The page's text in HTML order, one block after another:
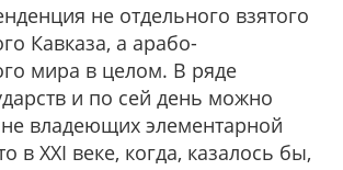
не отдельного взятого
Кавказа, а арабо-
мира в целом. В ряде
и по сей день можно
владеющих элементарной
в XXI веке, когда, казалось бы,